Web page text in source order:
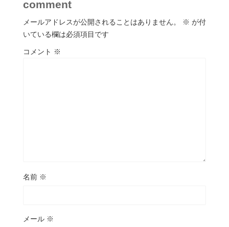
comment
メールアドレスが公開されることはありません。 ※ が付
いている欄は必須項目です
コメント ※
名前 ※
メール ※